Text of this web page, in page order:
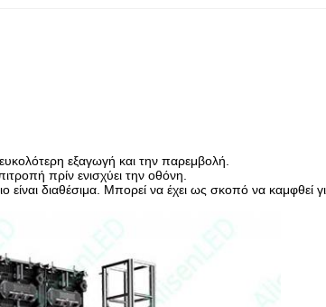
εξαγωγή και την παρεμβολή.
πρίν ενισχύει την οθόνη.
είναι διαθέσιμα. Μπορεί να έχει ως σκοπό να καμφθεί